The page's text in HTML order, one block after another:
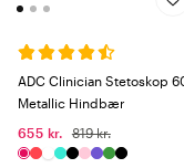
ADC Clinician Stetoskop
Metallic Hindbær
655 kr.
819 kr.